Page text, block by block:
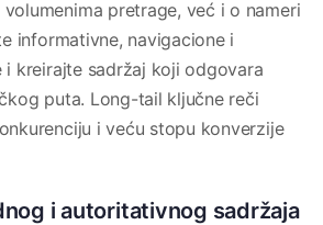
pretrage, već i o nameri
informativne, navigacione i
i kreirajte sadržaj koji odgovara
puta. Long-tail ključne reči
i veću stopu konverzije
i autoritativnog sadržaja